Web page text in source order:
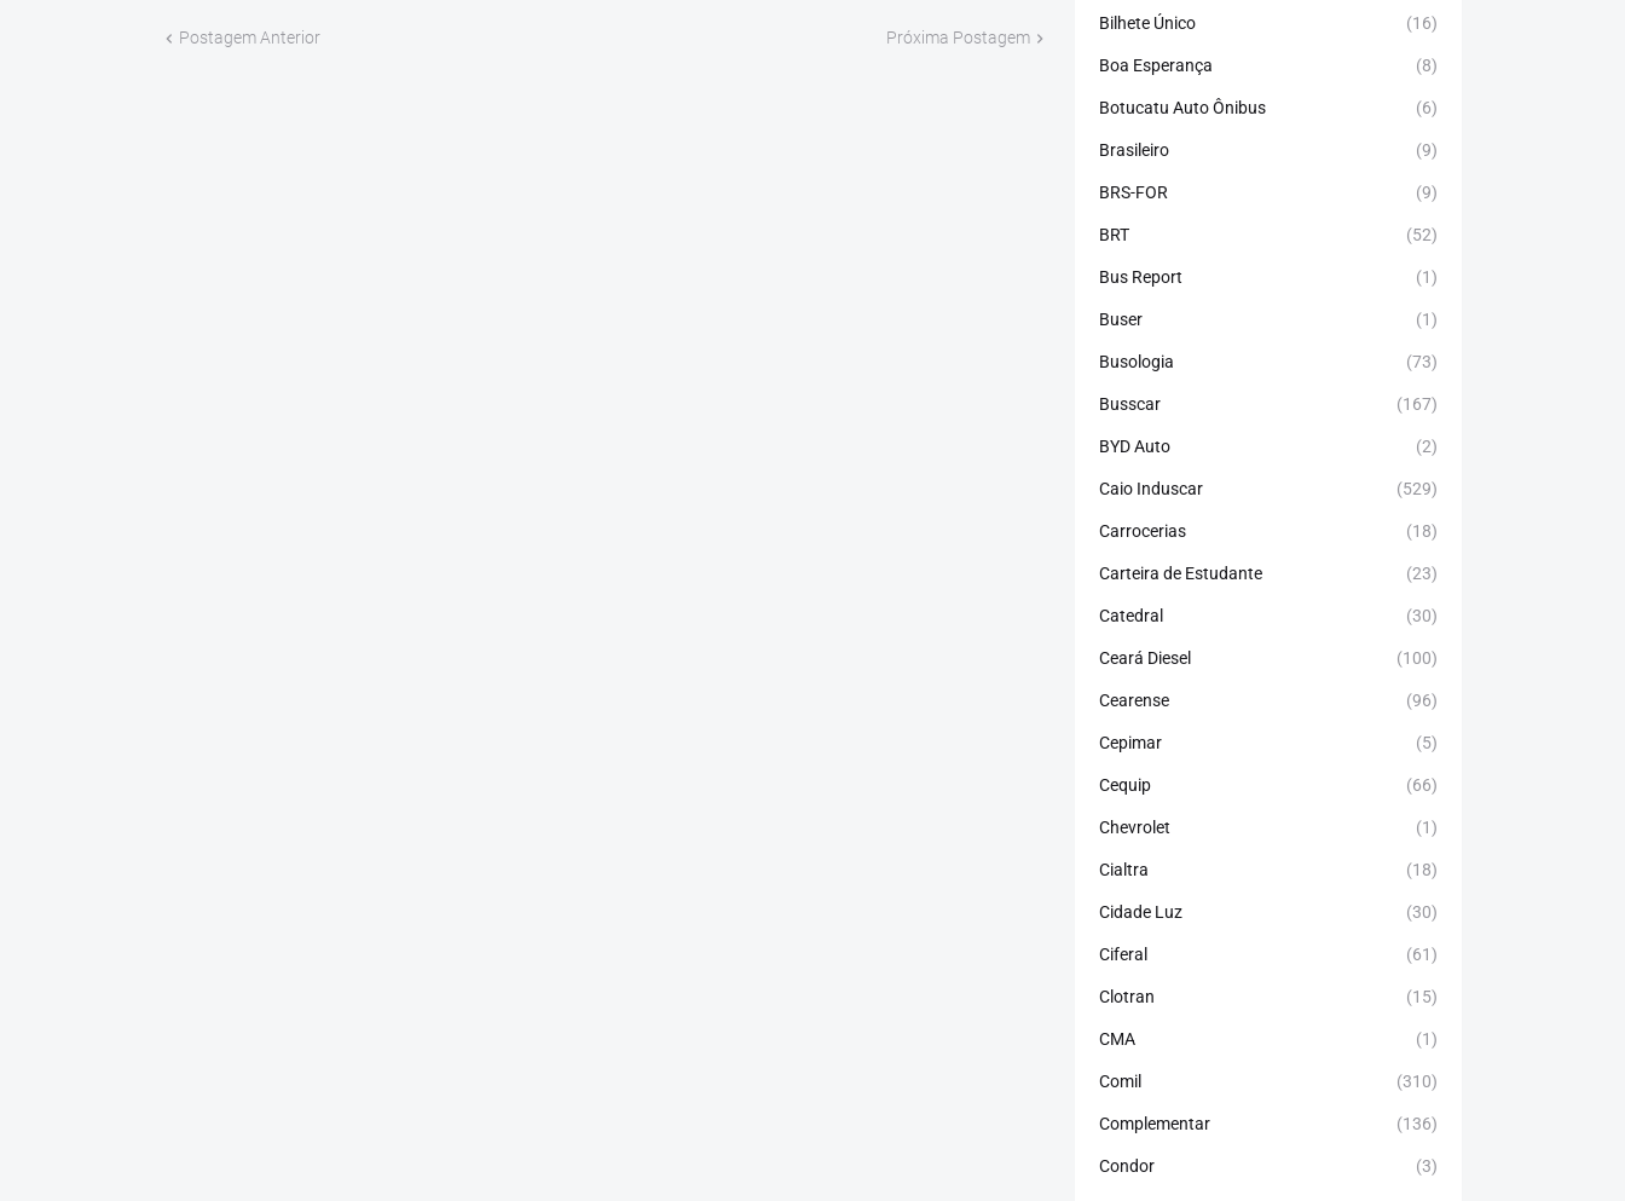
Postagem Anterior Próxima Postagem
Bilhete Único (16)
Boa Esperança (8)
Botucatu Auto Ônibus (6)
Brasileiro (9)
BRS-FOR (9)
BRT (52)
Bus Report (1)
Buser (1)
Busologia (73)
Busscar (167)
BYD Auto (2)
Caio Induscar (529)
Carrocerias (18)
Carteira de Estudante (23)
Catedral (30)
Ceará Diesel (100)
Cearense (96)
Cepimar (5)
Cequip (66)
Chevrolet (1)
Cialtra (18)
Cidade Luz (30)
Ciferal (61)
Clotran (15)
CMA (1)
Comil (310)
Complementar (136)
Condor (3)